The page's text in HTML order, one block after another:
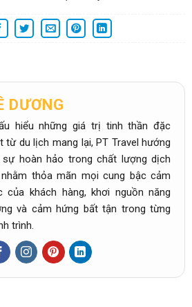
DƯƠNG
hiểu những giá trị tinh thần đặc
từ du lịch mang lại, PT Travel hướng
hoàn hảo trong chất lượng dịch
thỏa mãn mọi cung bậc cảm
của khách hàng, khơi nguồn năng
và cảm hứng bất tận trong từng
trình.